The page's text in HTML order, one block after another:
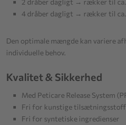
4 dråber dagligt → rækker til ca.
Den optimale mængde kan variere
individuelle behov.
Kvalitet & Sikkerhed
Med Peticare Release System
Fri for kunstige
Fri for syntetiske ingredienser